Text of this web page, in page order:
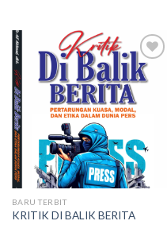
Add to
wishlist
BARU TERBIT
KRITIK DI BALIK BERITA